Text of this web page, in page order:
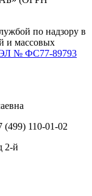
по надзору в
и массовых
ЭЛ № ФС77-89793
(499) 110-01-02
2-й